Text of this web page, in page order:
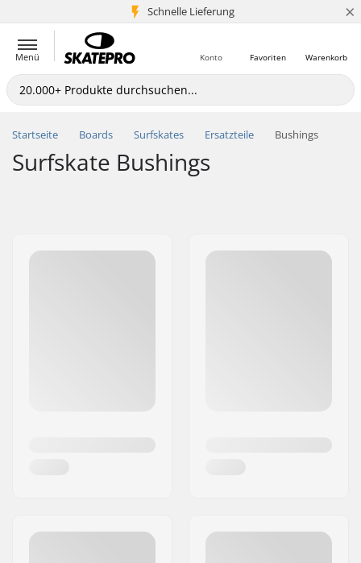
Schnelle Lieferung
5+ Mio. Kunden ×
Menü Warenkorb
Favoriten
Konto
Startseite Boards Surfskates Ersatzteile Bushings
Surfskate Bushings